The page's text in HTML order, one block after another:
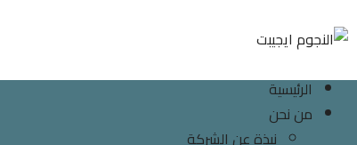
الرئيسية
من نحن
نبذة عن الشركة